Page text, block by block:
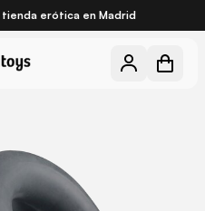
tienda erótica en Madrid